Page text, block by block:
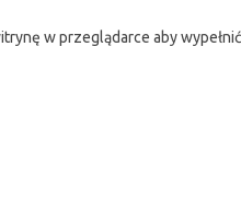
w przeglądarce aby